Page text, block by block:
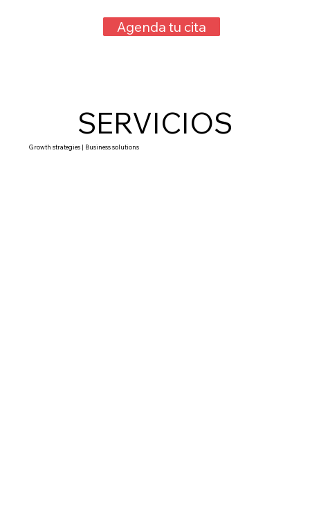
Agenda tu cita
SERVICIOS
Growth strategies | Business solutions